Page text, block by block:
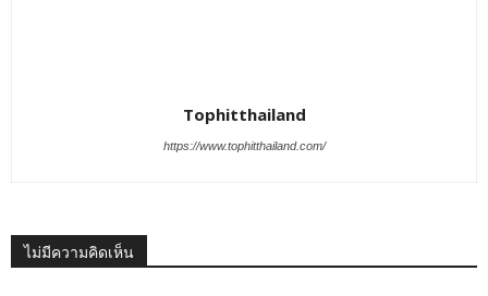
Tophitthailand
https://www.tophitthailand.com/
ไม่มีความคิดเห็น